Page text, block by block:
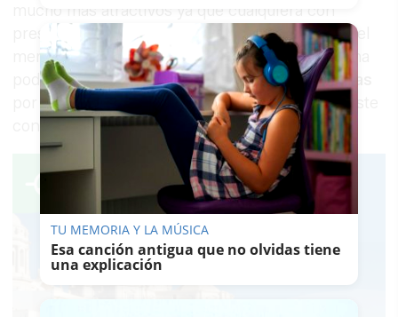
mucho más atractivos ya que cualquiera con
prestaciones medias o altas puede alcanzar en el
mercado, como mínimo, los 300 euros. Según ha
podido saber este medio,más de 300 denuncias
por robo se han presentado en comisaría por este
concepto la pasada semana.
TU MEMORIA Y LA MÚSICA
Esa canción antigua que no olvidas tiene
una explicación